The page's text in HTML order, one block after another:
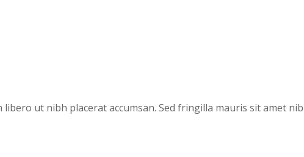
ut nibh placerat accumsan. Sed fringilla mauris sit amet